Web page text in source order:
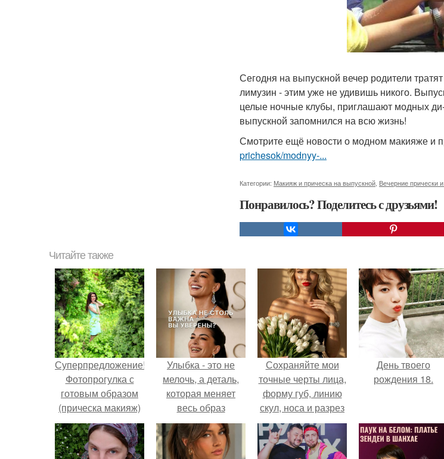
Сегодня на выпускной вечер родители
лимузин - этим уже не удивишь никого.
целые ночные клубы, приглашают модных
выпускной запомнился на всю жизнь!
Смотрите ещё новости о модном макияже и
prichesok/modnyy-...
Категории: Макияж и прическа на выпускной Вечерние прически
Понравилось? Поделитесь с друзьями!
Читайте также
Суперпредложение!
Фотопрогулка с
готовым образом
(прическа макияж)
по акциии всего
1600!
Улыбка - это не
мелочь, а деталь,
которая меняет
весь образ
человека.
Сохраняйте мои
точные черты лица,
форму губ, линию
скул, носа и разрез
глаз.
День твоего
рождения 18.